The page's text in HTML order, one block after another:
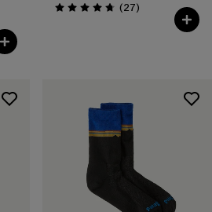
Bewertung: 4.8 / 5
(27Rezensionen
)